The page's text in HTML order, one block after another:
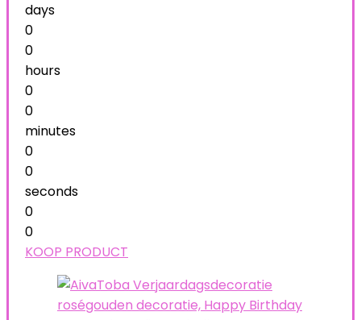
days
0
0
hours
0
0
minutes
0
0
seconds
0
0
KOOP PRODUCT